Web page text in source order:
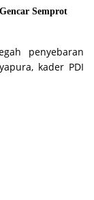
Semprot
penyebaran
kader PDI